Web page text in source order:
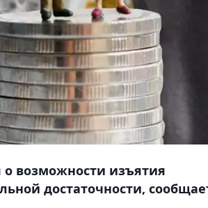
о возможности изъятия
достаточности,